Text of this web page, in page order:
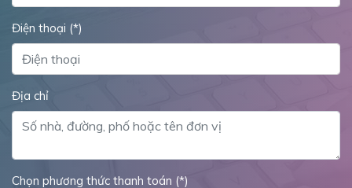
Điện thoại (*)
Địa chỉ
Chọn phương thức thanh toán (*)